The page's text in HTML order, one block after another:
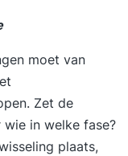
moet van
Zet de
in welke fase?
plaats,